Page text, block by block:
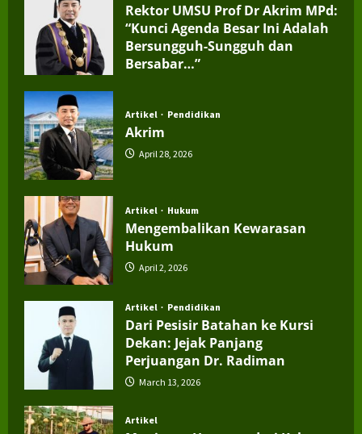
Rektor UMSU Prof Dr Akrim MPd:
“Kunci Agenda Besar Ini Adalah
Bersungguh-Sungguh dan
Bersabar…”
Artikel Pendidikan
Akrim
April 28, 2026
Artikel Hukum
Mengembalikan Kewarasan
Hukum
April 2, 2026
Artikel Pendidikan
Dari Pesisir Batahan ke Kursi
Dekan: Jejak Panjang
Perjuangan Dr. Radiman
March 13, 2026
Artikel